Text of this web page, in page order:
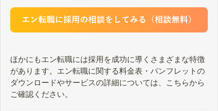
ほかにもエン転職には採用を成功に導くさまざまな特徴
があります。エン転職に関する料金表・パンフレットの
ダウンロードやサービスの詳細については、こちらから
ご確認ください。